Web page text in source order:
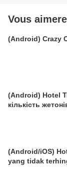
Vous
(Android) Crazy
(Android) Hotel
кількість
(Android/iOS)
yang tidak